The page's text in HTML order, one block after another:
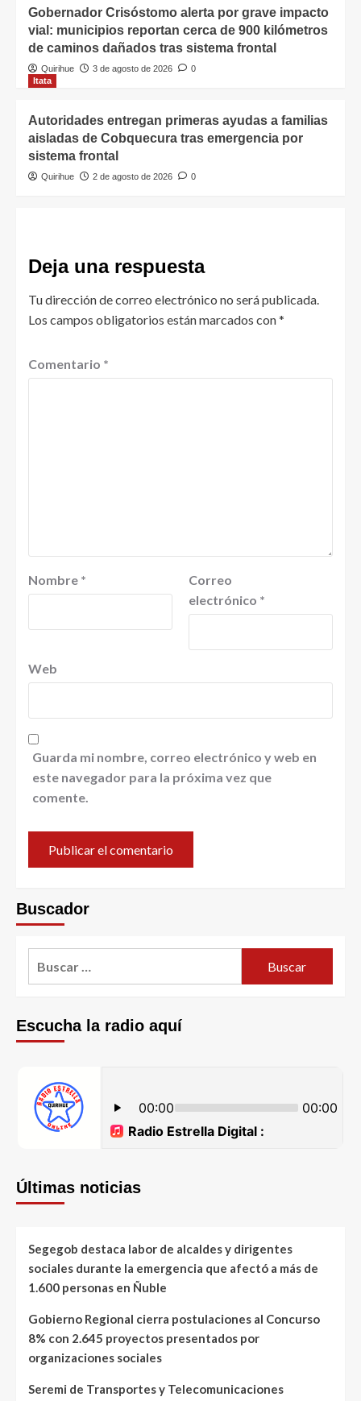
Gobernador Crisóstomo alerta por grave impacto
vial: municipios reportan cerca de 900 kilómetros
de caminos dañados tras sistema frontal
Quirihue 3 de agosto de 2026
0
Itata
Autoridades entregan primeras ayudas a familias
aisladas de Cobquecura tras emergencia por
sistema frontal
Quirihue 2 de agosto de 2026 0
Deja una respuesta
Tu dirección de correo electrónico no será publicada.
Los campos obligatorios están marcados con*
Comentario *
Nombre *
Correo
electrónico *
Web
Guarda mi nombre, correo electrónico y web en
este navegador para la próxima vez que
comente.
Buscador
Escucha la radio aquí
Últimas noticias
Segegob destaca labor de alcaldes y dirigentes
sociales durante la emergencia que afectó a más de
1.600 personas en Ñuble
Gobierno Regional cierra postulaciones al Concurso
8% con 2.645 proyectos presentados por
organizaciones sociales
Seremi de Transportes y Telecomunicaciones